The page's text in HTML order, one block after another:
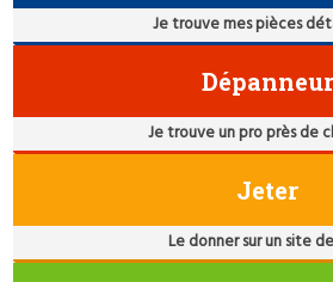
Je trouve mes pièces
Dépanneur
Je trouve un pro près de
Jeter
Le donner sur un site